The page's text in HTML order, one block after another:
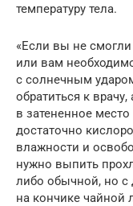
температуру тела.
«Если вы не смогли
или вам
с солнечным
обратиться к
в затененное
достаточно
влажности и
нужно выпить
либо обычной, но с
на кончике чайной